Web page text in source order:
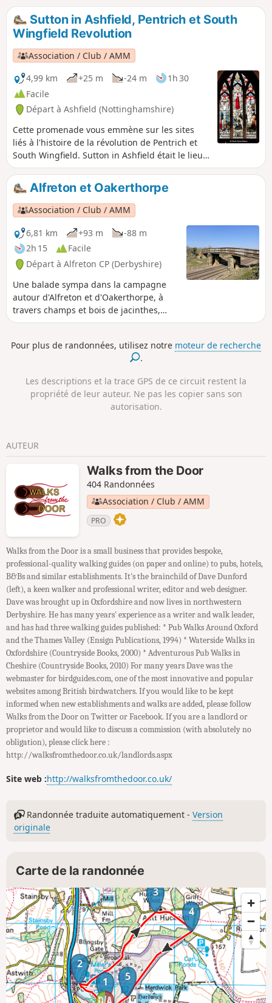
l'exception de la colline de Hardwick. Il existe plusieurs
variantes intégrant d'autres itinéraires, notamment le
Pleasley Country Park.
Sutton in Ashfield, Pentrich et South
Wingfield Revolution
Association / Club / AMM
4,99 km
+25 m -24 m
1h 30
Facile
Départ à Ashfield (Nottinghamshire)
Cette promenade vous emmène sur les sites
liés à l'histoire de la révolution de Pentrich et
South Wingfield. Sutton in Ashfield était le lieu
de résidence de la famille de Jeremiah
Brandreth, l'un des leaders de la révolution de
Pentrich. La ville est restée un centre d'agitation
en faveur de la réforme.Il s'agit de la
promenade n° 14 des promenades de la
révolution de Pentrich.
Alfreton et Oakerthorpe
Association / Club / AMM
6,81 km
+93 m
-88 m
2h 15
Facile
Départ à Alfreton CP (Derbyshire)
Une balade sympa dans la campagne
autour d'Alfreton et d'Oakerthorpe, à
travers champs et bois de jacinthes,
avec de belles vues sur la vallée
Pour plus de randonnées, utilisez notre moteur de recherche
.
Les descriptions et la trace GPS de ce circuit restent la
propriété de leur auteur. Ne pas les copier sans son
autorisation.
AUTEUR
Walks from the Door
404 Randonnées
Association / Club / AMM
PRO
Walks from the Door is a small business that provides bespoke,
professional-quality walking guides (on paper and online) to pubs, hotels,
B&Bs and similar establishments. It's the brainchild of Dave Dunford
(left), a keen walker and professional writer, editor and web designer.
Dave was brought up in Oxfordshire and now lives in northwestern
Derbyshire. He has many years' experience as a writer and walk leader,
and has had three walking guides published: * Pub Walks Around Oxford
and the Thames Valley (Ensign Publications, 1994) * Waterside Walks in
Oxfordshire (Countryside Books, 2000) * Adventurous Pub Walks in
Cheshire (Countryside Books, 2010) For many years Dave was the
webmaster for birdguides.com, one of the most innovative and popular
websites among British birdwatchers. If you would like to be kept
informed when new establishments and walks are added, please follow
Walks from the Door on Twitter or Facebook. If you are a landlord or
proprietor and would like to discuss a commission (with absolutely no
obligation), please click here :
http://walksfromthedoor.co.uk/landlords.aspx
Site web :http://walksfromthedoor.co.uk/
Randonnée traduite automatiquement -Version
originale
Carte de la randonnée
1
2
3
4
5